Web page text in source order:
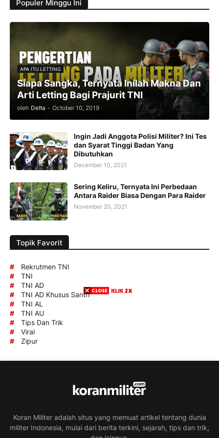
Populer Minggu Ini
APA ITU LETTING
Siapa Sangka, Ternyata Inilah Makna Dan
Arti Letting Bagi Prajurit TNI
oleh Delta - October 10, 2019
Ingin Jadi Anggota Polisi Militer? Ini Tes
dan Syarat Tinggi Badan Yang
Dibutuhkan
December 10, 2021
Sering Keliru, Ternyata Ini Perbedaan
Antara Raider Biasa Dengan Para Raider
November 20, 2021
Topik Favorit
#
Rekrutmen TNI
#
TNI
#
TNI AD
#
TNI AD Khusus Santri
#
TNI AL
#
TNI AU
#
Tips Dan Trik
#
Viral
#
Zipur
Koran Militer adalah situs yang memuat artikel tentang dunia
militer Indonesia, mulai dari berita terkini, sejarah, tips dan trik,